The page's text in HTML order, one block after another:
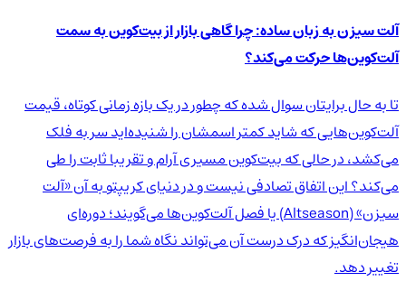
آلت سیزن به زبان ساده: چرا گاهی بازار از بیت‌کوین به سمت
آلت‌کوین‌ها حرکت می‌کند؟
تا به حال برایتان سوال شده که چطور در یک بازه زمانی کوتاه، قیمت
آلت‌کوین‌هایی که شاید کمتر اسمشان را شنیده‌اید سر به فلک
می‌کشد، در حالی که بیت‌کوین مسیری آرام و تقریبا ثابت را طی
می‌کند؟ این اتفاق تصادفی نیست و در دنیای کریپتو به آن «آلت
سیزن» (Altseason) یا فصل آلت‌کوین‌ها می‌گویند؛ دوره‌ای
هیجان‌انگیز که درک درست آن می‌تواند نگاه شما را به فرصت‌های بازار
تغییر دهد.